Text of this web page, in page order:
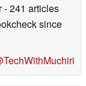
- 241 articles
since